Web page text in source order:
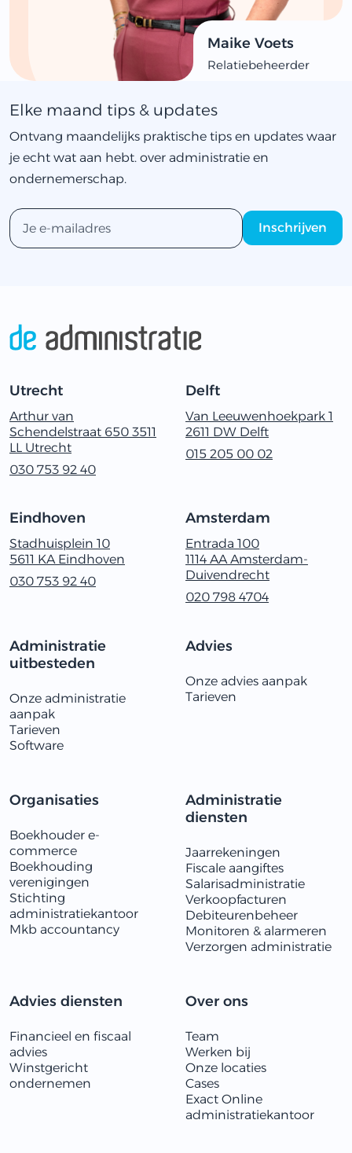
Maike Voets
Relatiebeheerder
Elke maand tips & updates
Ontvang maandelijks praktische tips en updates waar
je echt wat aan hebt. over administratie en
ondernemerschap.
Utrecht
Arthur van
Schendelstraat 650 3511
LL Utrecht
030‭ ‬753‭ ‬92‭ ‬40
Delft
Van Leeuwenhoekpark 1
2611 ‬DW Delft
015 205 00 02
Eindhoven
Stadhuisplein 10
5611 KA Eindhoven
030‭ ‬753‭ ‬92‭ ‬40
Amsterdam
Entrada 100
1114 AA Amsterdam-
Duivendrecht
020 798 4704
Administratie
uitbesteden
Onze administratie
aanpak
Tarieven
Software
Advies
Onze advies aanpak
Tarieven
Organisaties
Boekhouder e-
commerce
Boekhouding
verenigingen
Stichting
administratiekantoor
Mkb accountancy
Administratie
diensten
Jaarrekeningen
Fiscale aangiftes
Salarisadministratie
Verkoopfacturen
Debiteurenbeheer
Monitoren & alarmeren
​​Verzorgen administratie
Advies diensten
Financieel en fiscaal
advies
Winstgericht
ondernemen
Over ons
Team
Werken bij
Onze locaties
Cases
Exact Online
administratiekantoor